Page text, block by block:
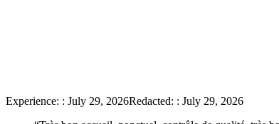
Experience: : July 29, 2026Redacted: : July 29, 2026